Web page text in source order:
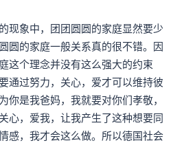
现象中，团团圆圆的家庭显然要少
圆的家庭一般关系真的很不错。因
这个理念并没有这么强大的约束
通过努力，关心，爱才可以维持彼
你是我爸妈，我就要对你们孝敬，
心，爱我，让我产生了这种想要同
感，我才会这么做。所以德国社会